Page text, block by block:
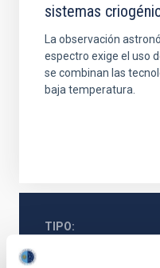
sistemas
La observación
espectro exige el uso
se combinan las
baja temperatura.
TIPO